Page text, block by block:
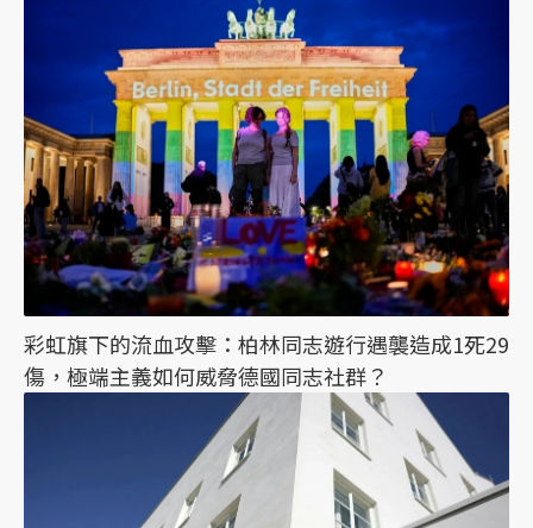
彩虹旗下的流血攻擊：柏林同志遊行遇襲造成1死29
傷，極端主義如何威脅德國同志社群？